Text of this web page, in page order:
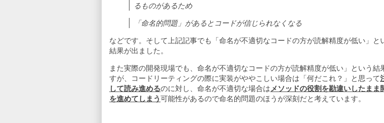
るものがあるため
「命名的問題」があるとコードが信じられなくなる
などです。そして上記記事でも「命名が不適切なコードの方が読解精度が低い」と
結果が出ました。
また実際の開発現場でも、命名が不適切なコードの方が読解精度が低い」という結
すが、コードリーティングの際に実装がややこしい場合は「何だこれ？」と思って
して読み進めるのに対し、命名が不適切な場合は メソッドの役割を勘違いしたまま
を進めてしまう可能性があるので命名的問題のほうが深刻だと考えています。